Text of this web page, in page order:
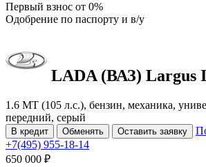
Первый взнос от 0%
Одобрение по паспорту и в/у
LADA (ВАЗ) Largus I
1.6 MT (105 л.с.), бензин, механика,
передний, серый
В кредит Обменять Оставить заявку
+7(495) 955-18-14
650 000 ₽